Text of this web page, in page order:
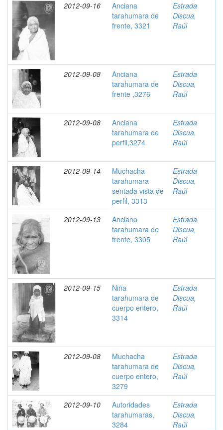
2012-09-16
Anciana
tarahumara de
frente, 3321
Estrada
Discua,
Raúl
2012-09-08
Anciana
tarahumara de
frente ,3276
Estrada
Discua,
Raúl
2012-09-08
Anciana
tarahumara de
perfil,3274
Estrada
Discua,
Raúl
2012-09-14
Muchacha
tarahumara
sentada vista de
perfil, 3313
Estrada
Discua,
Raúl
2012-09-13
Anciano
tarahumara de
frente, 3305
Estrada
Discua,
Raúl
2012-09-15
Niña
tarahumara de
cuerpo entero,
3314
Estrada
Discua,
Raúl
2012-09-08
Muchacha
tarahumara de
cuerpo entero,
3279
Estrada
Discua,
Raúl
2012-09-10
Autoridades
tarahumaras,
3284
Estrada
Discua,
Raúl